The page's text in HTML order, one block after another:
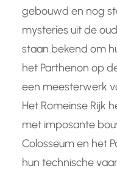
gebouwd en nog
mysteries uit de
staan bekend om
het Parthenon op
een meesterwerk
Het Romeinse Rijk
met imposante
Colosseum en het
hun technische